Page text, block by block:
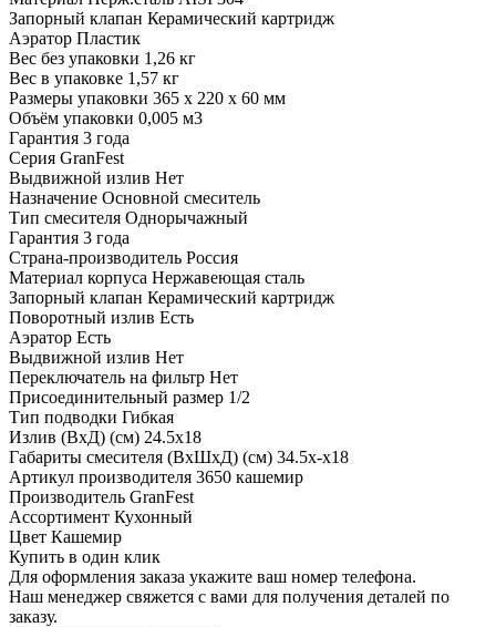
Запорный клапан Керамический картридж
Аэратор Пластик
Вес без упаковки 1,26 кг
Вес в упаковке 1,57 кг
Размеры упаковки 365 х 220 х 60 мм
Объём упаковки 0,005 м3
Гарантия 3 года
Серия GranFest
Выдвижной излив Нет
Назначение Основной смеситель
Тип смесителя Однорычажный
Гарантия 3 года
Страна-производитель Россия
Материал корпуса Нержавеющая сталь
Запорный клапан Керамический картридж
Поворотный излив Есть
Аэратор Есть
Выдвижной излив Нет
Переключатель на фильтр Нет
Присоединительный размер 1/2
Тип подводки Гибкая
Излив (ВхД) (см) 24.5х18
Габариты смесителя (ВхШхД) (см) 34.5х-х18
Артикул производителя 3650 кашемир
Производитель GranFest
Ассортимент Кухонный
Цвет Кашемир
Купить в один клик
Для оформления заказа укажите ваш номер телефона.
Наш менеджер свяжется с вами для получения деталей по
заказу.